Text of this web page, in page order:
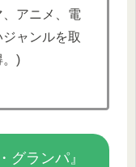
アニメ、電
ャンルを取
。)
グランパ』